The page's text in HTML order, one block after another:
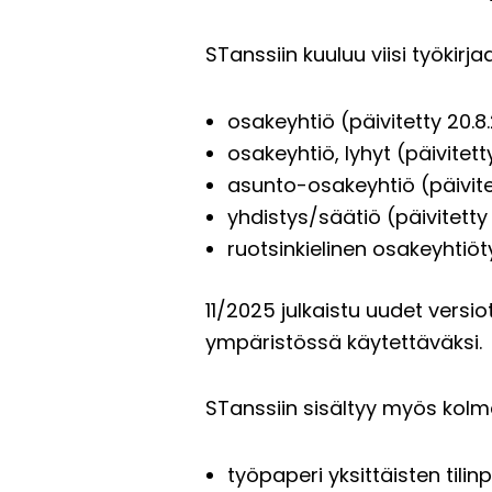
STanssiin kuuluu viisi
osakeyhtiö (päivitetty
osakeyhtiö, lyhyt
asunto-osakeyhtiö
yhdistys/säätiö (päivitetty
ruotsinkielinen
11/2025 julkaistu uudet
ympäristössä käytettäväksi.
STanssiin sisältyy myös
työpaperi yksittäisten